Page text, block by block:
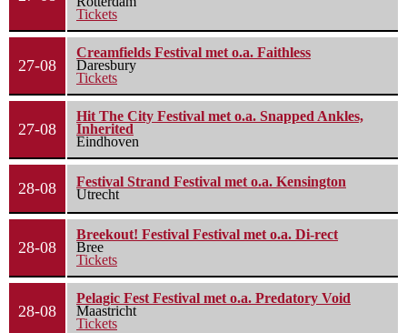
Tickets
27-08
Creamfields Festival met o.a. Faithless
Daresbury
Tickets
27-08
Hit The City Festival met o.a. Snapped Ankles,
Inherited
Eindhoven
28-08
Festival Strand Festival met o.a. Kensington
Utrecht
28-08
Breekout! Festival Festival met o.a. Di-rect
Bree
Tickets
28-08
Pelagic Fest Festival met o.a. Predatory Void
Maastricht
Tickets